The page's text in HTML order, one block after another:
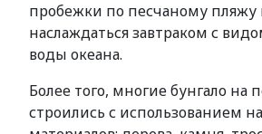
пробежки по песчаному пляжу
наслаждаться завтраком с
воды океана.
Более того, многие бунгало на
строились с использованием